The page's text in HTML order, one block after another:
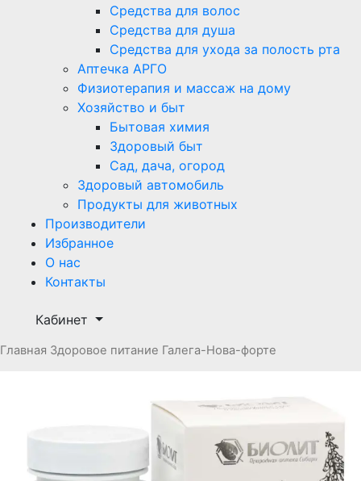
Средства для волос
Средства для душа
Средства для ухода за полость рта
Аптечка АРГО
Физиотерапия и массаж на дому
Хозяйство и быт
Бытовая химия
Здоровый быт
Сад, дача, огород
Здоровый автомобиль
Продукты для животных
Производители
Избранное
О нас
Контакты
Кабинет
Главная Здоровое питание Галега-Нова-форте